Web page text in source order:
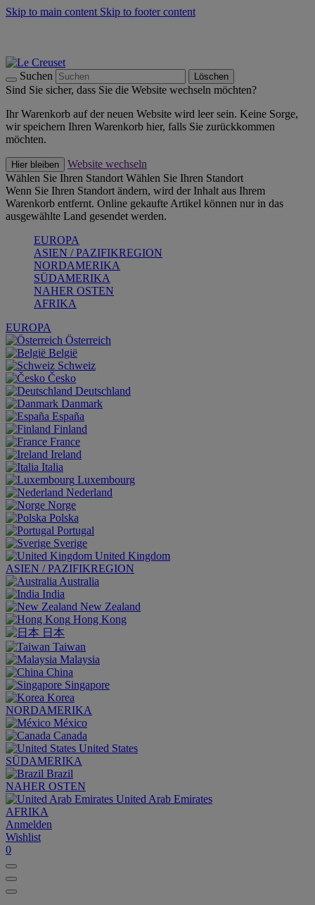
Skip to main content Skip to footer content
Suchen Löschen
Sind Sie sicher, dass Sie die Website wechseln möchten?
Ihr Warenkorb auf der neuen Website wird leer sein. Keine Sorge,
wir speichern Ihren Warenkorb hier, falls Sie zurückkommen
möchten.
Hier bleiben
Website wechseln
Wählen Sie Ihren Standort Wählen Sie Ihren Standort
Wenn Sie Ihren Standort ändern, wird der Inhalt aus Ihrem
Warenkorb entfernt. Online gekaufte Artikel können nur in das
ausgewählte Land gesendet werden.
EUROPA
ASIEN / PAZIFIKREGION
NORDAMERIKA
SÜDAMERIKA
NAHER OSTEN
AFRIKA
EUROPA
Österreich
België
Schweiz
Česko
Deutschland
Danmark
España
Finland
France
Ireland
Italia
Luxembourg
Nederland
Norge
Polska
Portugal
Sverige
United Kingdom
ASIEN / PAZIFIKREGION
Australia
India
New Zealand
Hong Kong
日本
Taiwan
Malaysia
China
Singapore
Korea
NORDAMERIKA
México
Canada
United States
SÜDAMERIKA
Brazil
NAHER OSTEN
United Arab Emirates
AFRIKA
Anmelden
Wishlist
0